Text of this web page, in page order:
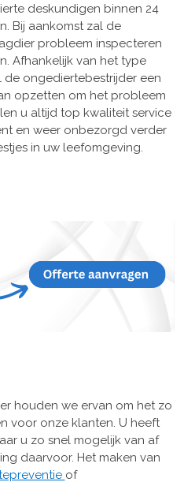
deskundigen binnen 24
Bij aankomst zal de
probleem inspecteren
Afhankelijk van het type
ongediertebestrijder een
opzetten om het probleem
u altijd top kwaliteit service
en weer onbezorgd verder
in uw leefomgeving.
houden we ervan om het zo
voor onze klanten. U heeft
u zo snel mogelijk van af
daarvoor. Het maken van
of